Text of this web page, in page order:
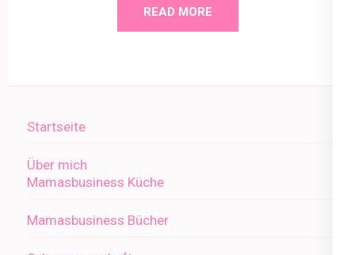
READ MORE
Startseite
Über mich
Mamasbusiness Küche
Mamasbusiness Bücher